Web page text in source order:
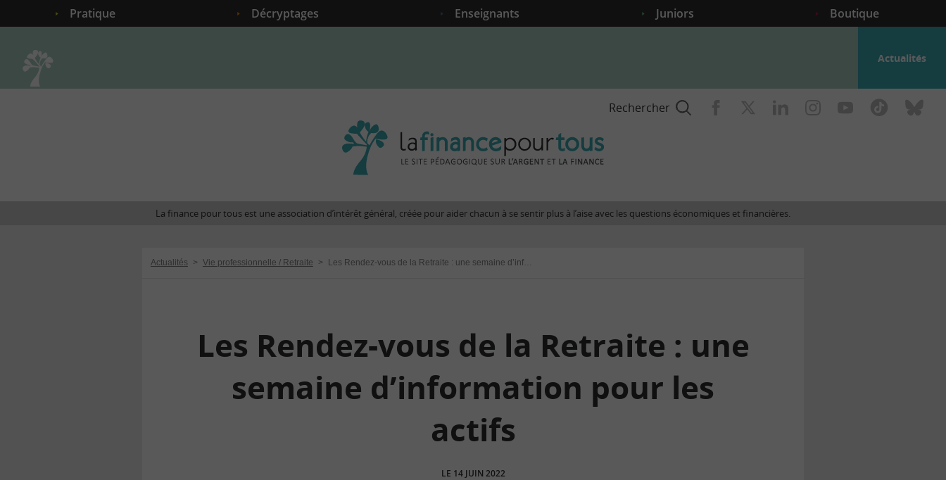
Pratique Décryptages Enseignants Juniors Boutique
Actualités
Rechercher
finance
site
La finance pour tous est une association d’intérêt général, créée pour aider chacun à se sentir plus à l’aise avec les questions économiques et financières.
Actualités > Vie professionnelle / Retraite > Les Rendez-vous de la Retraite : une semaine d’information pour les actifs
Les Rendez-vous de la Retraite : une
semaine d’information pour les
actifs
LE 14 JUIN 2022